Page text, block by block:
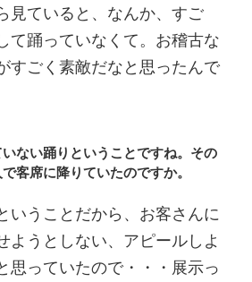
見ていると、なんか、すご
て踊っていなくて。お稽古な
すごく素敵だなと思ったんで
ない踊りということですね。その
客席に降りていたのですか。
いうことだから、お客さんに
ようとしない、アピールしよ
思っていたので・・・展示っ